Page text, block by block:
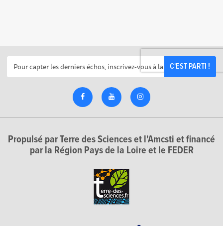
C'EST PARTI !
Propulsé par Terre des Sciences et l'Amcsti et financé
par la Région Pays de la Loire et le FEDER